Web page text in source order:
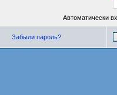
Автоматически
Забыли пароль?